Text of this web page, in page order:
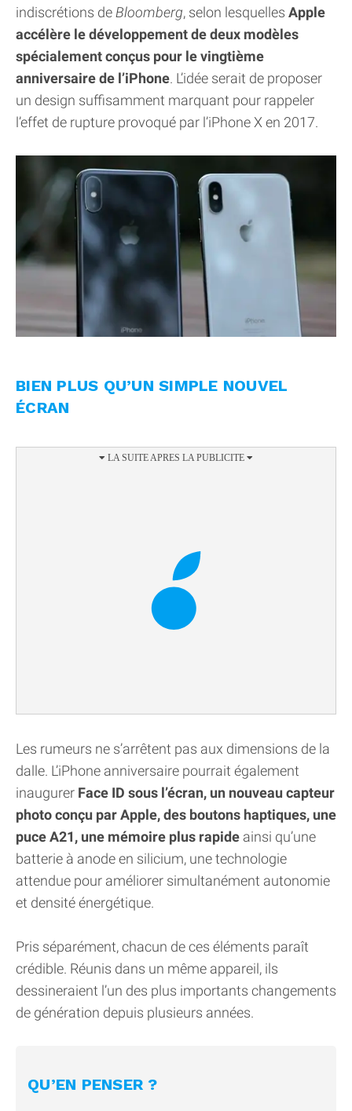
indiscrétions de Bloomberg, selon lesquelles Apple
accélère le développement de deux modèles
spécialement conçus pour le vingtième
anniversaire de l’iPhone. L’idée serait de proposer
un design suffisamment marquant pour rappeler
l’effet de rupture provoqué par l’iPhone X en 2017.
BIEN PLUS QU’UN SIMPLE NOUVEL
ÉCRAN
Les rumeurs ne s’arrêtent pas aux dimensions de la
dalle. L’iPhone anniversaire pourrait également
inaugurer Face ID sous l’écran, un nouveau capteur
photo conçu par Apple, des boutons haptiques, une
puce A21, une mémoire plus rapide ainsi qu’une
batterie à anode en silicium, une technologie
attendue pour améliorer simultanément autonomie
et densité énergétique.
Pris séparément, chacun de ces éléments paraît
crédible. Réunis dans un même appareil, ils
dessineraient l’un des plus importants changements
de génération depuis plusieurs années.
QU’EN PENSER ?